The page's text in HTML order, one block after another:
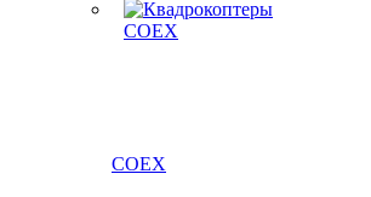
COEX